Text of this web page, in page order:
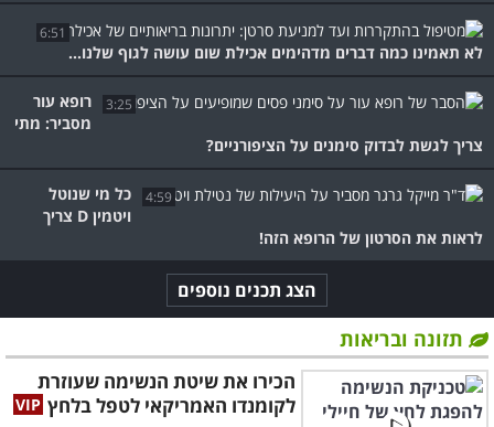
6:51
לא תאמינו כמה דברים מדהימים אכילת שום עושה לגוף שלנו...
3:25
רופא עור
מסביר: מתי
צריך לגשת לבדוק סימנים על הציפורניים?
4:59
כל מי שנוטל
ויטמין D צריך
לראות את הסרטון של הרופא הזה!
הצג תכנים נוספים
תזונה ובריאות
הכירו את שיטת הנשימה שעוזרת
לקומנדו האמריקאי לטפל בלחץ